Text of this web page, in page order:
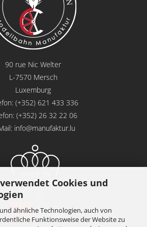
Cookies und
ähnliche Technologien, auch von
Funktionsweise der Website zu
90 rue Nic Welter
L-7570 Mersch
Luxemburg
(+352) 621 433 336
(+352) 26 32 22 06
info@manufaktur.lu